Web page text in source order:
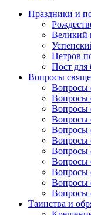
Праздники и
Великий
Петров
Пост для
Вопросы
Вопросы
Вопросы
Вопросы
Вопросы
Вопросы
Вопросы
Вопросы
Вопросы
Вопросы
Вопросы
Вопросы
Таинства и